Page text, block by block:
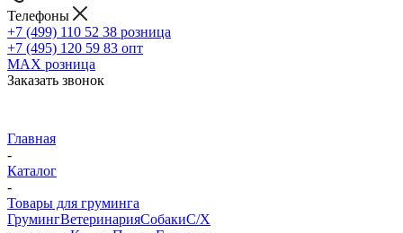
Телефоны
+7 (499) 110 52 38 розница
+7 (495) 120 59 83 опт
MAX розница
Заказать звонок
Главная
-
Каталог
-
Товары для груминга
ГрумингВетеринарияСобакиС/Х